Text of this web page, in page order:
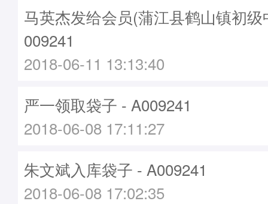
马英杰发给会员(蒲江县鹤山镇初
009241
2018-06-11 13:13:40
严一领取袋子 - A009241
2018-06-08 17:11:27
朱文斌入库袋子 - A009241
2018-06-08 17:02:35